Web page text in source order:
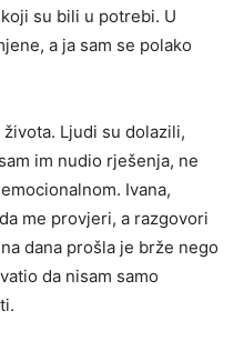
su bili u potrebi. U
a ja sam se polako
Ljudi su dolazili,
im nudio rješenja, ne
Ivana,
me provjeri, a razgovori
dana prošla je brže nego
da nisam samo